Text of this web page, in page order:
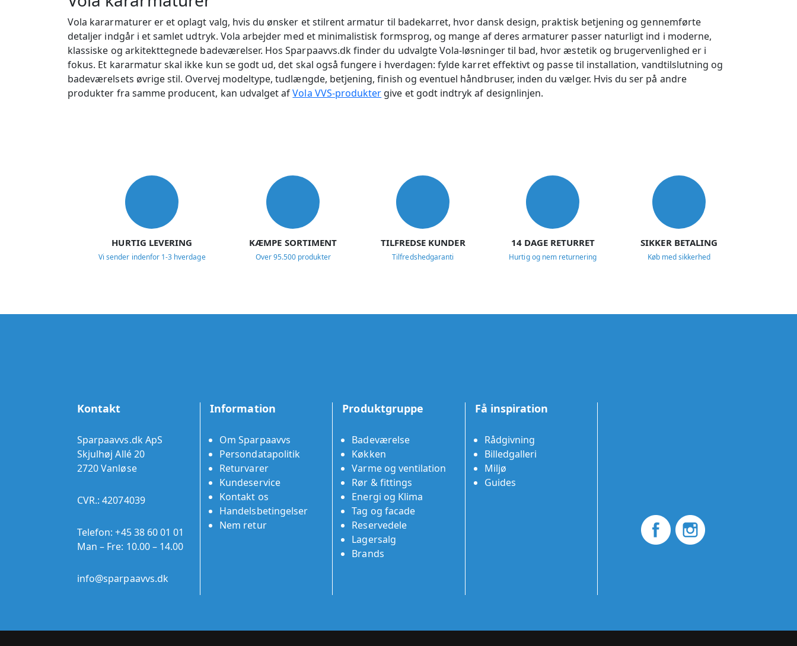
Vola kararmaturer er et oplagt valg, hvis du ønsker et stilrent armatur til badekarret, hvor dansk design, praktisk betjening og gennemførte
detaljer indgår i et samlet udtryk. Vola arbejder med et minimalistisk formsprog, og mange af deres armaturer passer naturligt ind i moderne,
klassiske og arkitekttegnede badeværelser. Hos Sparpaavvs.dk finder du udvalgte Vola-løsninger til bad, hvor æstetik og brugervenlighed er i
fokus. Et kararmatur skal ikke kun se godt ud, det skal også fungere i hverdagen: fylde karret effektivt og passe til installation, vandtilslutning og
badeværelsets øvrige stil. Overvej modeltype, tudlængde, betjening, finish og eventuel håndbruser, inden du vælger. Hvis du ser på andre
produkter fra samme producent, kan udvalget afVola VVS-produkter give et godt indtryk af designlinjen.
HURTIG LEVERING
Vi sender indenfor 1-3 hverdage
KÆMPE SORTIMENT
Over 95.500 produkter
TILFREDSE KUNDER
Tilfredshedgaranti
14 DAGE RETURRET
Hurtig og nem returnering
SIKKER BETALING
Køb med sikkerhed
Kontakt
Sparpaavvs.dk ApS
Skjulhøj Allé 20
2720 Vanløse
CVR.: 42074039
Telefon:+45 38 60 01 01
Man – Fre: 10.00 – 14.00
info@sparpaavvs.dk
Information
Om Sparpaavvs
Persondatapolitik
Returvarer
Kundeservice
Kontakt os
Handelsbetingelser
Nem retur
Produktgruppe
Badeværelse
Køkken
Varme og ventilation
Rør & fittings
Energi og Klima
Tag og facade
Reservedele
Lagersalg
Brands
Få inspiration
Rådgivning
Billedgalleri
Miljø
Guides